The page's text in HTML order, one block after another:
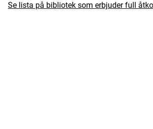
Se lista på bibliotek som erbjuder full